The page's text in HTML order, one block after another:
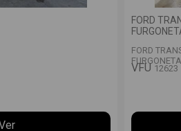
FORD
FORD
VFU 12623